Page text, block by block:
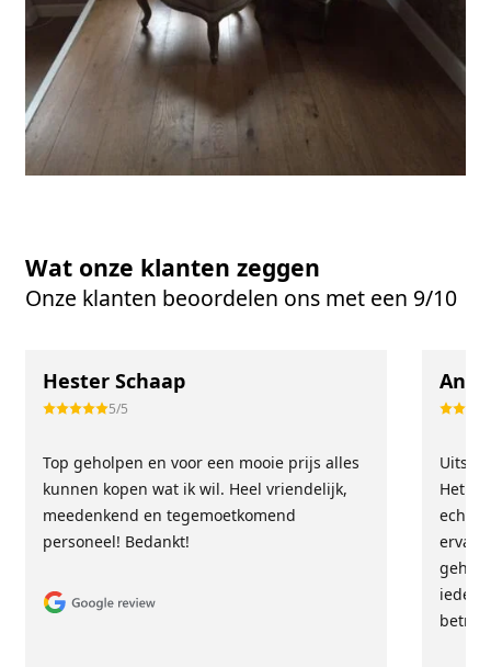
Wat onze klanten zeggen
Onze klanten beoordelen ons met een 9/10
Hester Schaap
5/5
Top geholpen en voor een mooie prijs alles
kunnen kopen wat ik wil. Heel vriendelijk,
meedenkend en tegemoetkomend
personeel! Bedankt!
Het
echt